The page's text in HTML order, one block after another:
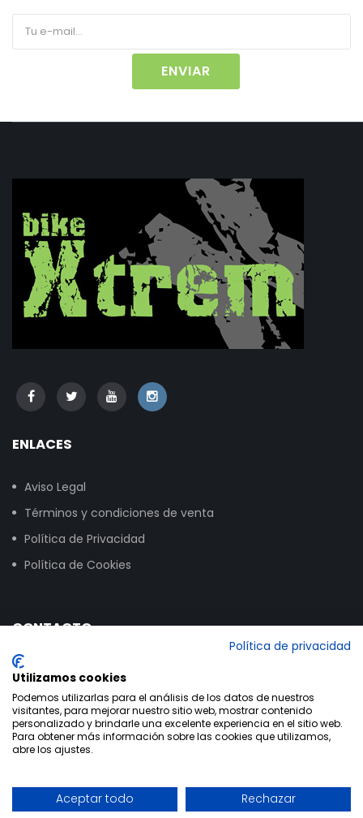
ENVIAR
ENLACES
Aviso Legal
Términos y condiciones de venta
Política de Privacidad
Política de Cookies
CONTACTO
Calle Vitoria, 258, NAVE 16, 09007 Burgos
+34 947 24 00 03
info@bikextrem.com
Utilizamos cookies propias y de terceros para mejorar la
Política de privacidad
Utilizamos cookies
Podemos utilizarlas para el análisis de los datos de nuestros
visitantes, para mejorar nuestro sitio web, mostrar contenido
personalizado y brindarle una excelente experiencia en el sitio web.
Para obtener más información sobre las cookies que utilizamos,
abre los ajustes.
Aceptar todo Rechazar